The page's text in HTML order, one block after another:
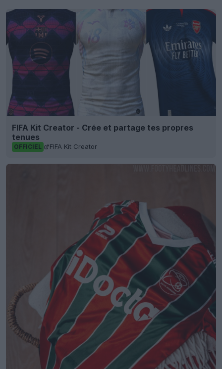
FIFA Kit Creator - Crée et partage tes propres
tenues
OFFICIEL FIFA Kit Creator